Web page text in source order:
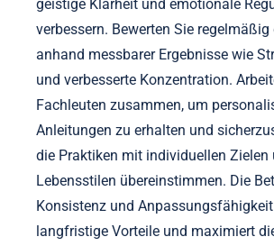
geistige Klarheit und emotionale
verbessern. Bewerten Sie
anhand messbarer Ergebnisse wie
und verbesserte Konzentration.
Fachleuten zusammen, um
Anleitungen zu erhalten und
die Praktiken mit individuellen Zielen
Lebensstilen übereinstimmen. Die
Konsistenz und
langfristige Vorteile und maximiert